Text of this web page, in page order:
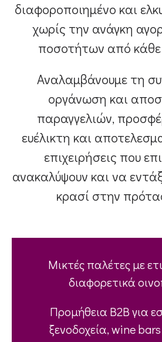
διαφοροποιημένο και
χωρίς την ανάγκη
ποσοτήτων από
Αναλαμβάνουμε τη
οργάνωση και
παραγγελιών,
ευέλικτη και
επιχειρήσεις που
ανακαλύψουν και να
κρασί στην
Μικτές παλέτες με
διαφορετικά
Προμήθεια B2B για
ξενοδοχεία, wine